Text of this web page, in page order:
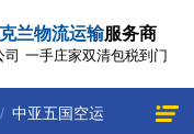
兰物流运输服务商
司 一手庄家双清包税到门
/ 中亚五国空运